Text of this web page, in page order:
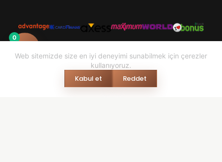
Web sitemizde size en iyi deneyimi sunabilmek için çerezler
kullanıyoruz.
Kabul et Reddet
0